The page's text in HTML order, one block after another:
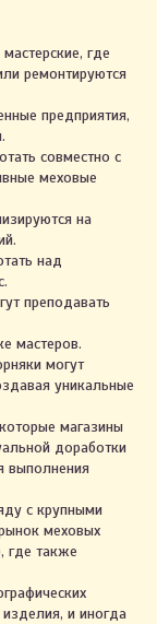
где
ремонтируются
предприятия,
совместно с
меховые
на
над
преподавать
мастеров.
могут
уникальные
магазины
доработки
выполнения
с крупными
меховых
где также
и иногда